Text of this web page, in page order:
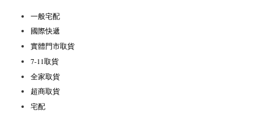
一般宅配
國際快遞
實體門市取貨
7-11取貨
全家取貨
超商取貨
宅配